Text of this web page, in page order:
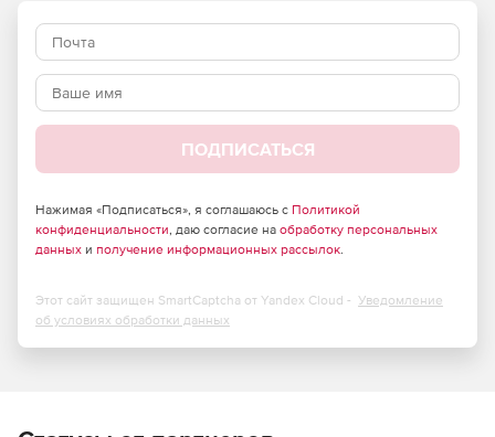
ПОДПИСАТЬСЯ
Нажимая «Подписаться», я соглашаюсь с Политикой
конфиденциальности, даю согласие на обработку персональных
данных и получение информационных рассылок.
Этот сайт защищен SmartCaptcha от Yandex Cloud - Уведомление
об условиях обработки данных